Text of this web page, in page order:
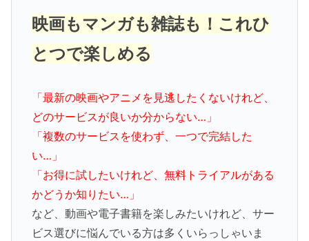
映画もマンガも雑誌も！これひ
とつで楽しめる
「最新の映画やアニメを見逃したくないけれど、
どのサービスが良いか分からない…」
「複数のサービスを使わず、一つで完結した
い…」
「お得に試したいけれど、無料トライアルがある
かどうか知りたい…」
など、動画や電子書籍を楽しみたいけれど、サー
ビス選びに悩んでいる方は多くいらっしゃいま